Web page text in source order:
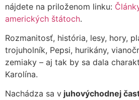
nájdete na priloženom linku:
amerických štátoch.
Rozmanitosť, história, lesy, hory,
trojuholník, Pepsi, hurikány,
zemiaky – aj tak by sa dala
Karolína.
Nachádza sa v juhovýchodnej